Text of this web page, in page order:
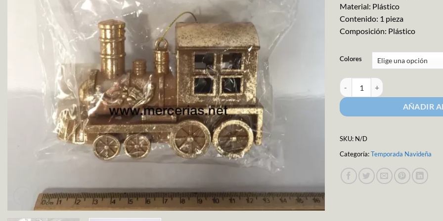
Material: Plástico
Contenido: 1 pieza
Composición: Plástico
Colores
Adorno para Pino Navideño
AÑADIR
SKU: N/D
Categoría:Temporada Navideña